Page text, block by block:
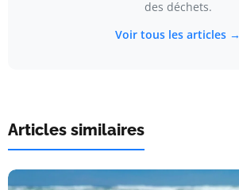
des déchets.
Voir tous les articles →
Articles similaires